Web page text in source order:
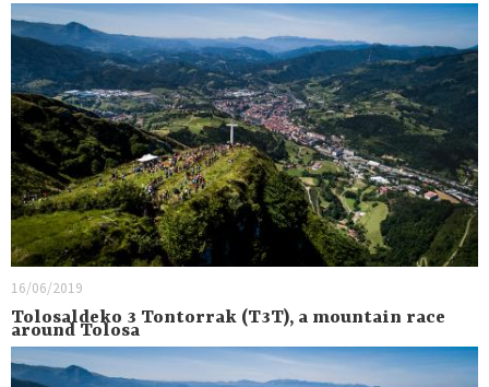
16/06/2019
Tolosaldeko 3 Tontorrak (T3T), a mountain race
around Tolosa